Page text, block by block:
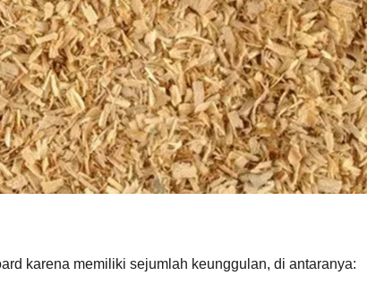
karena memiliki sejumlah keunggulan, di antaranya: